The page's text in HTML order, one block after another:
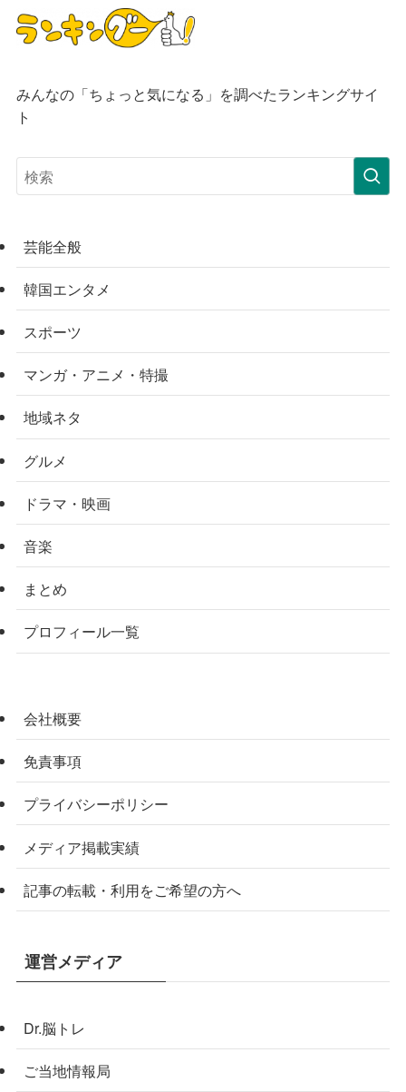
みんなの「ちょっと気になる」を調べたランキングサイ
ト
芸能全般
韓国エンタメ
スポーツ
マンガ・アニメ・特撮
地域ネタ
グルメ
ドラマ・映画
音楽
まとめ
プロフィール一覧
会社概要
免責事項
プライバシーポリシー
メディア掲載実績
記事の転載・利用をご希望の方へ
運営メディア
Dr.脳トレ
ご当地情報局